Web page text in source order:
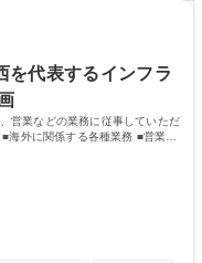
を代表するインフラ
営業などの業務に従事していただ
海外に関係する各種業務 ■営業部